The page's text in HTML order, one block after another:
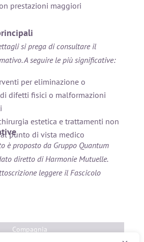
prestazioni maggiori
si prega di consultare il
A seguire le più significative:
per eliminazione o
difetti fisici o malformazioni
estetica e trattamenti non
punto di vista medico
è proposto da Gruppo Quantum
diretto di Harmonie Mutuelle.
leggere il Fascicolo
Compagnia